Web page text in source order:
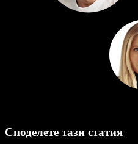
Споделете тази статия